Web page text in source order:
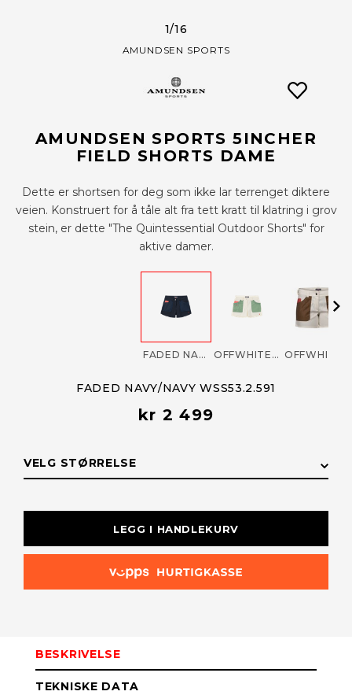
1/16
AMUNDSEN SPORTS
AMUNDSEN SPORTS 5INCHER
FIELD SHORTS DAME
Dette er shortsen for deg som ikke lar terrenget diktere
veien. Konstruert for å tåle alt fra tett kratt til klatring i grov
stein, er dette "The Quintessential Outdoor Shorts" for
aktive damer.
FADED NAVY/NAVY WSS53.2.591 OFFWHITE/WILLOW GREEN WSS53.2.016
FADED NAVY/NAVY WSS53.2.591
kr 2 499
VELG STØRRELSE
STØRRELSE LAGERSTATUS
S På lager
LEGG I HANDLEKURV
BESKRIVELSE
TEKNISKE DATA